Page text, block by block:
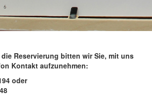
Reservierung bitten wir Sie, mit uns
Kontakt aufzunehmen:
oder